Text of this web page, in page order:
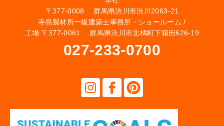
〒377-0008 群馬県渋川市渋川2063-21
寺島製材所一級建築士事務所・ショールーム /
工場 〒377-0061 群馬県渋川市北橘町下箱田626-19
027-233-0700